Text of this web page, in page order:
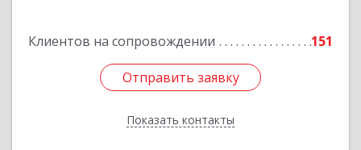
Клиентов на сопровождении 151
Отправить заявку
Показать контакты
Отправить заявку
Назад